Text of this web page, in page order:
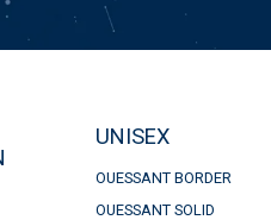
UNISEX
OUESSANT BORDER
OUESSANT SOLID